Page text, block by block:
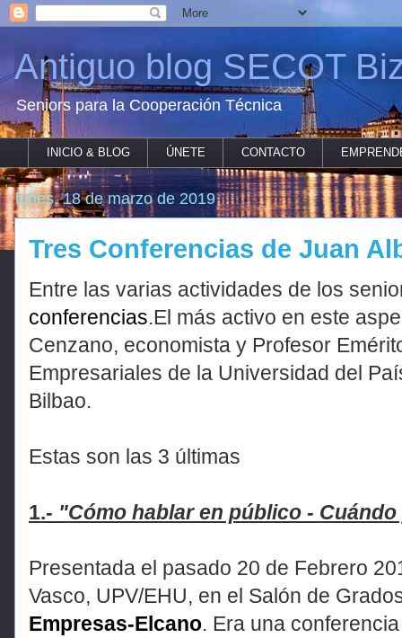
Antiguo blog SECOT
Seniors para la Cooperación Técnica
INICIO & BLOG ÚNETE CONTACTO
lunes, 18 de marzo de 2019
Tres Conferencias de Juan
Entre las varias actividades de los
conferencias.El más activo en este
Cenzano, economista y Profesor
Empresariales de la Universidad del
Bilbao.
Estas son las 3 últimas
1.- "Cómo hablar en público -
Presentada el pasado 20 de Febrero
Vasco, UPV/EHU, en el Salón de
Empresas-Elcano. Era una